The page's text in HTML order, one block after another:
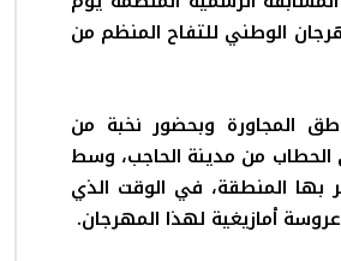
إموزار كندر، إقليم صفرو، على هامش الدورة 16 من المهرجان الوطني للتفاح المنظم من
المجاورة وبحضور نخبة من
الحطاب من مدينة الحاجب، وسط
بها المنطقة، في الوقت الذي
أمازيغية لهذا المهرجان.